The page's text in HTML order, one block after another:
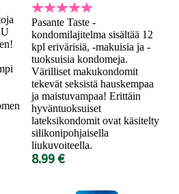
Pasante Taste -
kondomilajitelma sisältää 12
kpl erivärisiä, -makuisia ja -
tuoksuisia kondomeja.
Värilliset makukondomit
tekevät seksistä hauskempaa
ja maistuvampaa! Erittäin
hyväntuoksuiset
lateksikondomit ovat käsitelty
silikonipohjaisella
liukuvoiteella.
8.99 €